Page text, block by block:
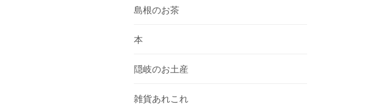
島根のお茶
本
隠岐のお土産
雑貨あれこれ